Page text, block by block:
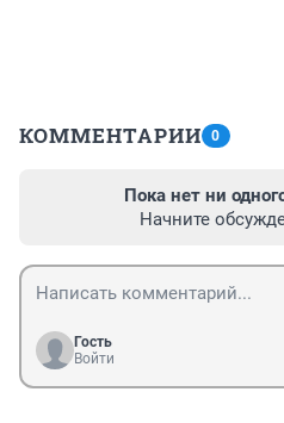
КОММЕНТАРИИ 0
Пока нет ни
Начните
Гость
Войти